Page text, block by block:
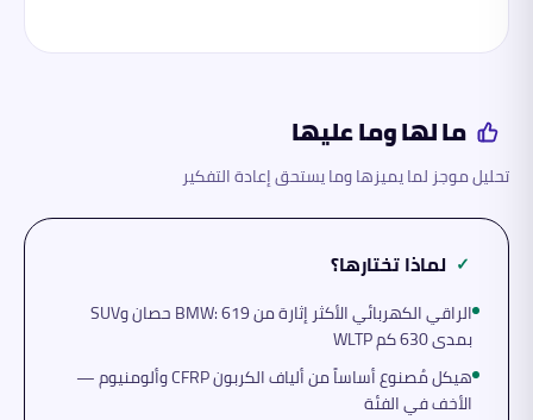
ما لها وما عليها
تحليل موجز لما يميزها وما يستحق إعادة التفكير
✓ لماذا تختارها؟
الراقي الكهربائي الأكثر إثارة من BMW: 619 حصان وSUV
بمدى 630 كم WLTP
هيكل مُصنوع أساساً من ألياف الكربون CFRP وألومنيوم —
الأخف في الفئة